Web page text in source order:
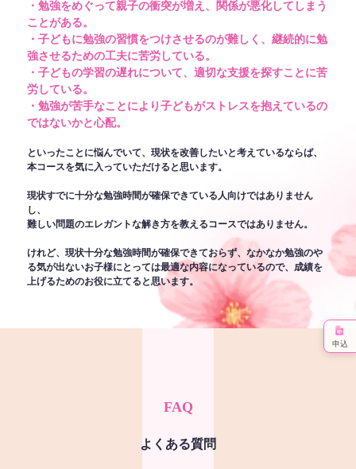
・勉強をめぐって親子の衝突が増え、関係が悪化してしまう
ことがある。
・子どもに勉強の習慣をつけさせるのが難しく、継続的に勉
強させるための工夫に苦労している。
・子どもの学習の遅れについて、適切な支援を探すことに苦
労している。
・勉強が苦手なことにより子どもがストレスを抱えているの
ではないかと心配。
といったことに悩んでいて、現状を改善したいと考えているならば、
本コースを気に入っていただけると思います。
現状すでに十分な勉強時間が確保できている人向けではありません
し、
難しい問題のエレガントな解き方を教えるコースではありません。
けれど、現状十分な勉強時間が確保できておらず、なかなか勉強のや
る気が出ないお子様にとっては最適な内容になっているので、成績を
上げるためのお役に立てると思います。
FAQ
よくある質問
申込